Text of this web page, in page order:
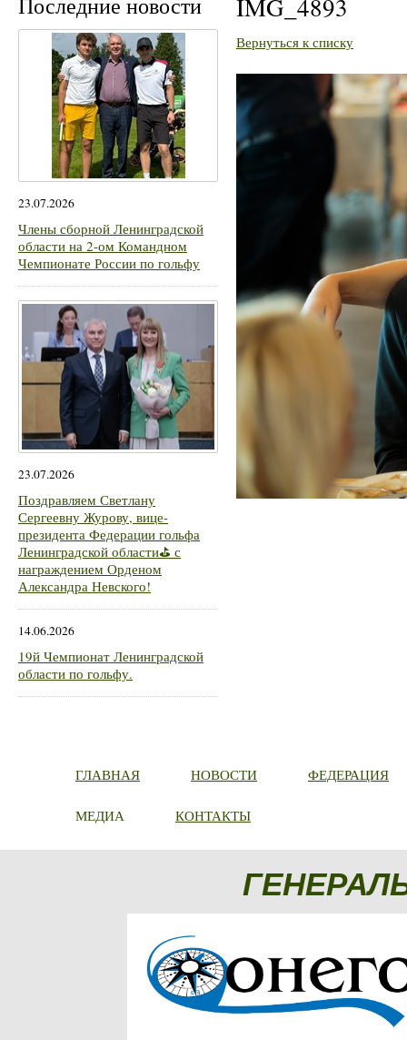
Последние новости
23.07.2026
Члены сборной Ленинградской
области на 2-ом Командном
Чемпионате России по гольфу
23.07.2026
Поздравляем Светлану
Сергеевну Журову, вице-
президента Федерации гольфа
Ленинградской области⛳ с
награждением Орденом
Александра Невского!
14.06.2026
19й Чемпионат Ленинградской
области по гольфу.
IMG_4893
Вернуться к списку
ГЛАВНАЯ НОВОСТИ ФЕДЕРАЦИЯ
МЕДИА КОНТАКТЫ